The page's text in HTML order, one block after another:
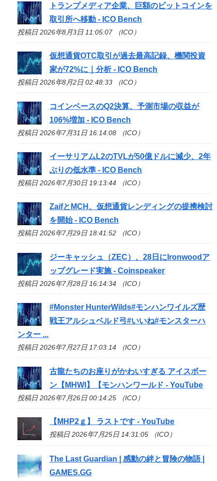
トランプメディア企業、巨額のビットコインを
取引所へ移動 - ICO Bench
投稿日 2026年8月3日 11:05:07 （ICO）
仮想通貨OTC取引が過去最高記録、機関投資
家が72%に｜分析 - ICO Bench
投稿日 2026年8月2日 02:48:33 （ICO）
コインベースのQ2決算、予測市場の収益が
106%増加 - ICO Bench
投稿日 2026年7月31日 16:14:08 （ICO）
イーサリアムL2のTVLが50億ドルに減少、2年
ぶりの低水準 - ICO Bench
投稿日 2026年7月30日 19:13:44 （ICO）
ZaifとMCH、仮想通貨レンディングの提携検討
を開始 - ICO Bench
投稿日 2026年7月29日 18:41:52 （ICO）
ジーキャッシュ（ZEC）、28日にIronwoodア
ップグレード実施 - Coinspeaker
投稿日 2026年7月28日 16:14:34 （ICO）
#Monster HunterWilds#モンハンワイルズ歴
戦王アルシュベルド弓#いいね#モンスターハ
ンター ...
投稿日 2026年7月27日 17:03:14 （ICO）
古龍たちのお座りがかわいすぎる アイスボー
ン【MHWI】【モンハンワールド - YouTube
投稿日 2026年7月26日 00:14:25 （ICO）
【MHP2ｇ】 ラストです - YouTube
投稿日 2026年7月25日 14:31:05 （ICO）
The Last Guardian | 感動の絆と冒険の物語 |
GAMES.GG